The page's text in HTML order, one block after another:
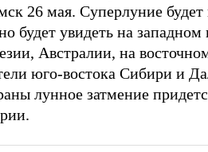
26 мая. Суперлуние
будет увидеть на
Австралии, на
юго-востока Сибири и
лунное затмение